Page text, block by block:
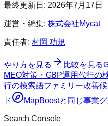
最終更新日: 2026年7月17日
運営・編集: 株式会社Mycat
責任者: 村岡 功規
やり方を見る 比較を見る
MEO対策・GBP運用代行の
行の検索語ファミリー改善
ド
MapBoostと同じ事業
Search Console